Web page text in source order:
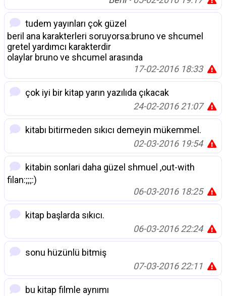
tudem yayınları çok güzel
beril ana karakterleri soruyorsa:bruno ve shcumel
gretel yardımcı karakterdir
olaylar bruno ve shcumel arasında
17-02-2016 18:33
çok iyi bir kitap yarın yazılıda çıkacak
24-02-2016 21:07
kitabı bitirmeden sıkıcı demeyin mükemmel.
02-03-2016 19:54
kitabin sonlari daha güzel shmuel ,out-with
filan:;;;:)
06-03-2016 18:25
kitap başlarda sıkıcı.
06-03-2016 22:24
sonu hüzünlü bitmiş
07-03-2016 22:11
bu kitap filmle aynımı